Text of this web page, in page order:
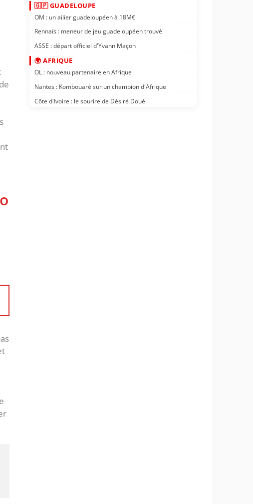
🇬🇵 GUADELOUPE
OM : un ailier guadeloupéen à 18M€
Rennais : meneur de jeu guadeloupéen trouvé
ASSE : départ officiel d'Yvann Maçon
🌍 AFRIQUE
OL : nouveau partenaire en Afrique
Nantes : Kombouaré sur un champion d'Afrique
Côte d'Ivoire : le sourire de Désiré Doué